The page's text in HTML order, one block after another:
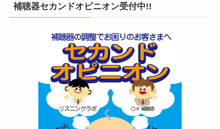
補聴器セカンドオピニオン受付中!!